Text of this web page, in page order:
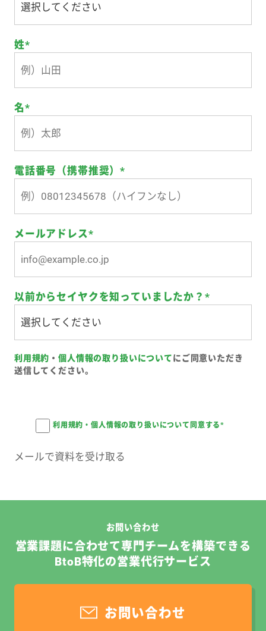
姓*
名*
電話番号（携帯推奨）*
メールアドレス*
以前からセイヤクを知っていましたか？ *
利用規約 ・個人情報の取り扱いについてにご同意いただき
送信してください。
利用規約・個人情報の取り扱いについて同意する*
お問い合わせ
営業課題に合わせて専門チームを構築できる
BtoB特化の営業代行サービス
お問い合わせ